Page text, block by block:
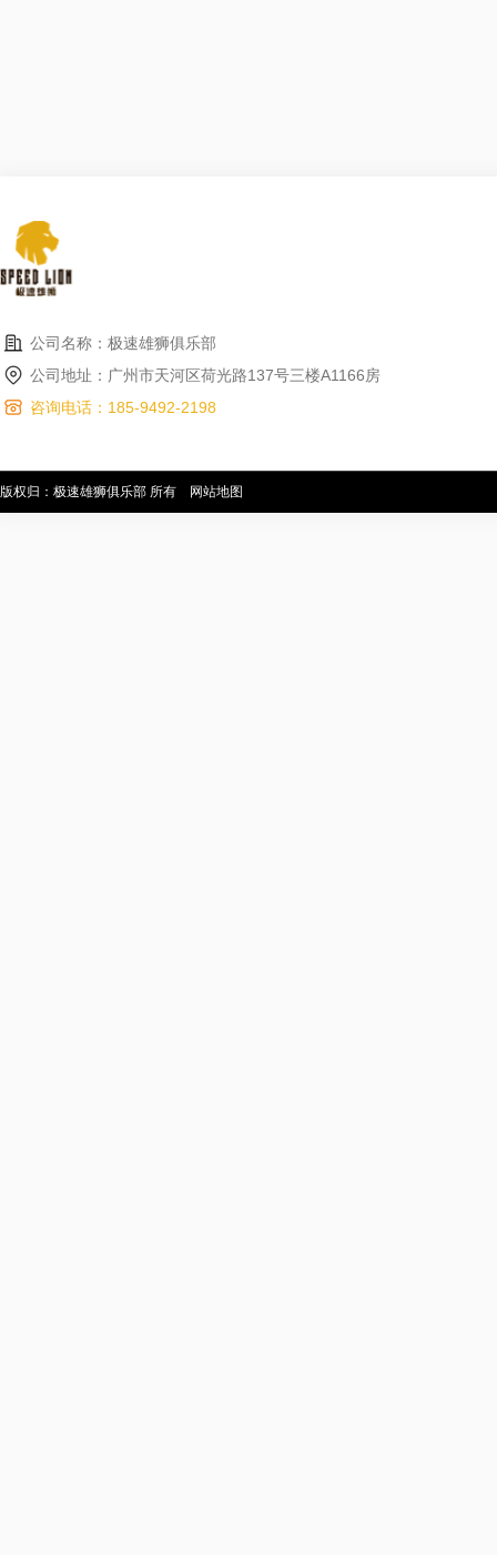
公司名称：极速雄狮俱乐部
公司地址：广州市天河区荷光路137号三楼A1166房
咨询电话：185-9492-2198
版权归：极速雄狮俱乐部 所有 网站地图